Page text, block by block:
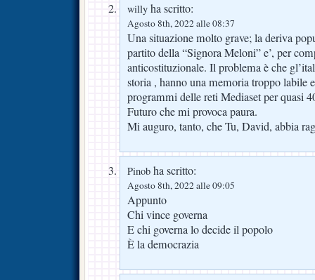
willy ha scritto:
Agosto 8th, 2022 alle 08:37
Una situazione molto grave; la deriva
partito della “Signora Meloni” e’, per
anticostituzionale. Il problema è che
storia , hanno una memoria troppo labile
programmi delle reti Mediaset per quasi
Futuro che mi provoca paura.
Mi auguro, tanto, che Tu, David, abbia
Pinob ha scritto:
Agosto 8th, 2022 alle 09:05
Appunto
Chi vince governa
E chi governa lo decide il popolo
È la democrazia